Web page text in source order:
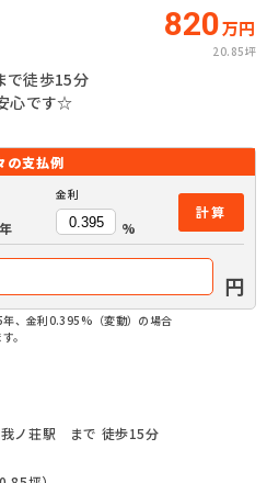
820万円
20.85坪
で徒歩15分
心です☆
の支払例
年
金利
%
計算
円
、金利0.395%（変動）の場合
。
ノ荘駅 まで 徒歩15分